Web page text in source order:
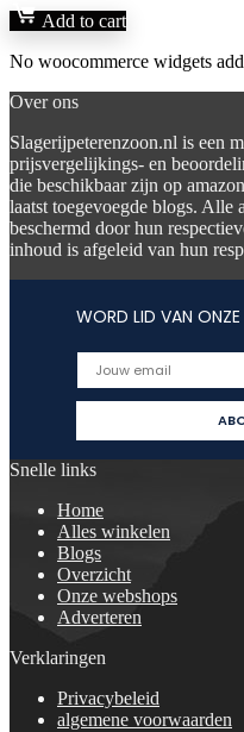
Add to cart
No woocommerce widgets
Over ons
Slagerijpeterenzoon.nl is een
prijsvergelijkings- en
die beschikbaar zijn op
laatst toegevoegde blogs. Alle
beschermd door hun
inhoud is afgeleid van hun
WORD LID VAN
Snelle links
Home
Alles winkelen
Blogs
Overzicht
Onze webshops
Adverteren
Verklaringen
Privacybeleid
algemene voorwaarden